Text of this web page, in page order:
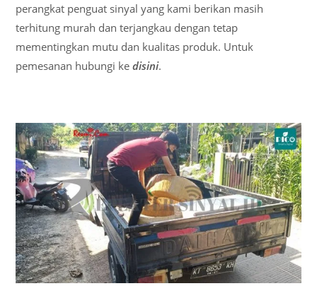
perangkat penguat sinyal yang kami berikan masih
terhitung murah dan terjangkau dengan tetap
mementingkan mutu dan kualitas produk. Untuk
pemesanan hubungi kedisini.